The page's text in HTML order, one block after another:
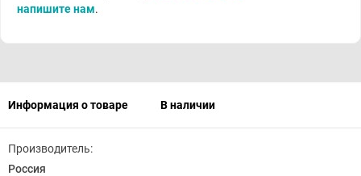
напишите нам.
Информация о товаре В наличии
Производитель:
Россия